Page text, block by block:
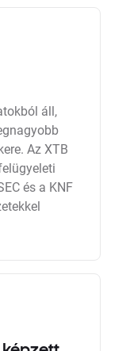
áll,
Az XTB
és a KNF